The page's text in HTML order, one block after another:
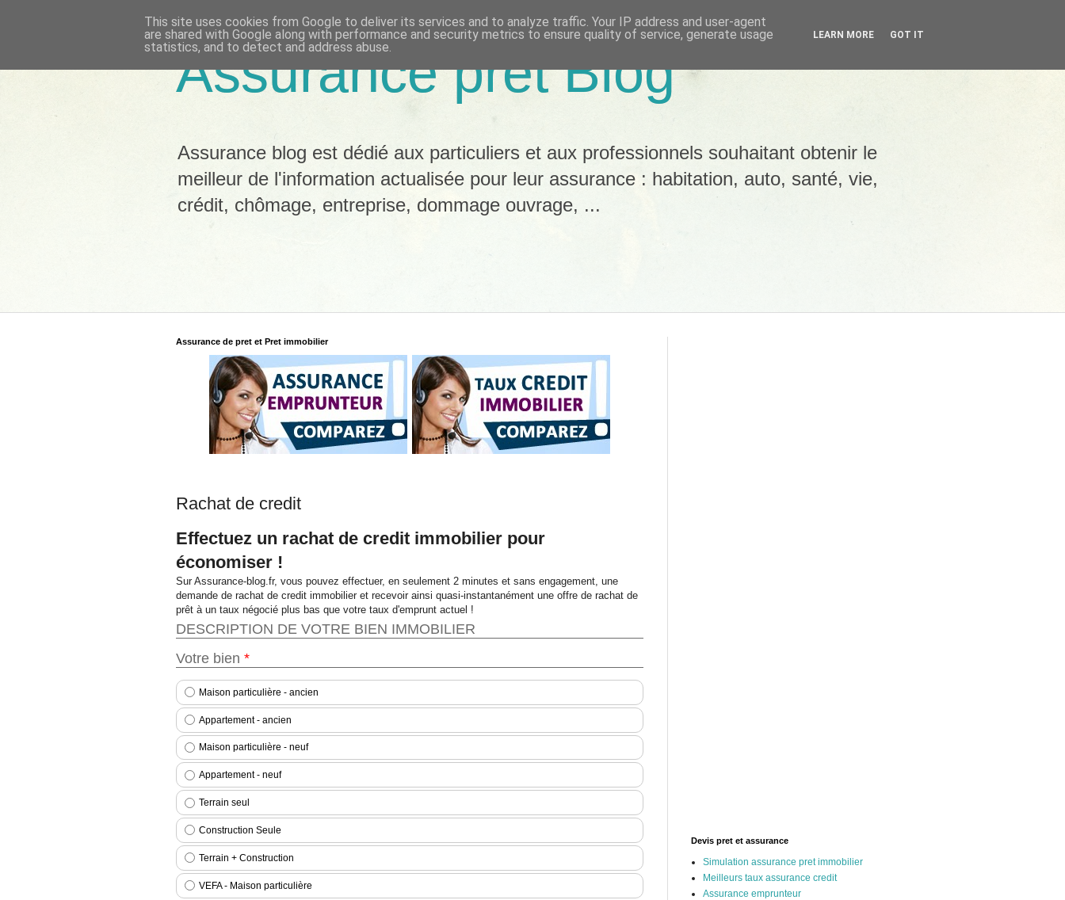
Assurance pret Blog
Assurance blog est dédié aux particuliers et aux professionnels souhaitant obtenir le
meilleur de l'information actualisée pour leur assurance : habitation, auto, santé, vie,
crédit, chômage, entreprise, dommage ouvrage, ...
Assurance de pret et Pret immobilier
Rachat de credit
Effectuez un rachat de credit immobilier pour
économiser !
Sur Assurance-blog.fr, vous pouvez effectuer, en seulement 2 minutes et sans engagement, une
demande de rachat de credit immobilier et recevoir ainsi quasi-instantanément une offre de rachat de
prêt à un taux négocié plus bas que votre taux d'emprunt actuel !
Devis pret et assurance
Simulation assurance pret immobilier
Meilleurs taux assurance credit
Assurance emprunteur
This site uses cookies from Google to deliver its services and to analyze traffic. Your IP address and user-agent
are shared with Google along with performance and security metrics to ensure quality of service, generate usage
statistics, and to detect and address abuse.
LEARN MORE GOT IT